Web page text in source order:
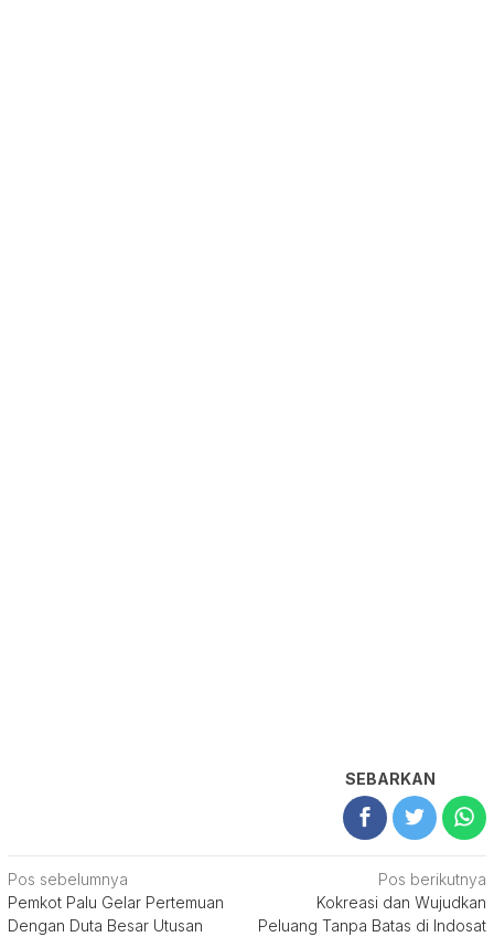
SEBARKAN
Navigasi
pos
Pos sebelumnya
Pemkot Palu Gelar Pertemuan
Dengan Duta Besar Utusan
Pos berikutnya
Kokreasi dan Wujudkan
Peluang Tanpa Batas di Indosat